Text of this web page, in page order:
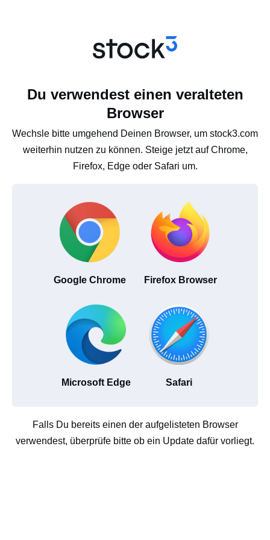
Du verwendest einen veralteten
Browser
Wechsle bitte umgehend Deinen Browser, um stock3.com
weiterhin nutzen zu können. Steige jetzt auf Chrome,
Firefox, Edge oder Safari um.
Google Chrome Firefox Browser
Microsoft Edge Safari
Falls Du bereits einen der aufgelisteten Browser
verwendest, überprüfe bitte ob ein Update dafür vorliegt.